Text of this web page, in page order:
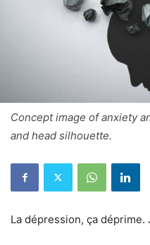
Concept image of anxiety
and head silhouette.
La dépression, ça déprime.